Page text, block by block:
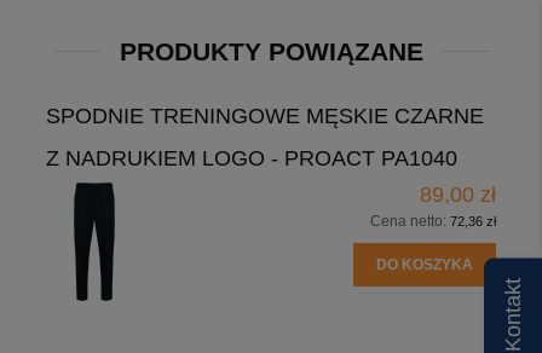
PRODUKTY POWIĄZANE
SPODNIE TRENINGOWE MĘSKIE CZARNE
Z NADRUKIEM LOGO - PROACT PA1040
89,00 zł
Cena netto: 72,36 zł
DO KOSZYKA
Kontakt